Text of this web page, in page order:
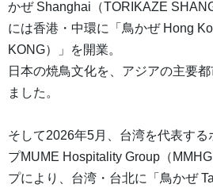
かぜ Shanghai（TORIKAZE
には香港・中環に「鳥かぜ Hong
KONG）」を開業。
日本の焼鳥文化を、アジアの主要
ました。
そして2026年5月、台湾を代表する
プMUME Hospitality Group（
プにより、台湾・台北に「鳥かぜ